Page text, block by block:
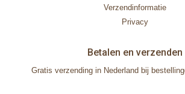
Verzendinformatie
Privacy
Betalen en verzenden
Gratis verzending in Nederland bij